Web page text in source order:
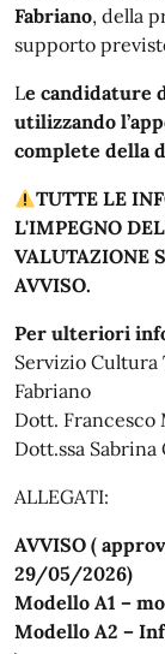
Fabriano, della
supporto
Le candidature
utilizzando
complete della
TUTTE LE
L'IMPEGNO
VALUTAZIONE
AVVISO.
Per ulteriori
Servizio Cultura
Fabriano
Dott. Francesco
Dott.ssa Sabrina
ALLEGATI:
AVVISO (
29/05/2026)
Modello A1 –
Modello A2 –